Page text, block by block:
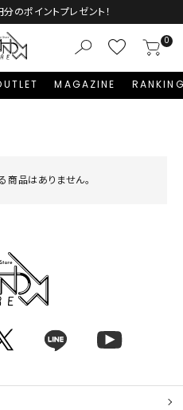
予約受付中♡
0
MAGAZINE
品はありません。